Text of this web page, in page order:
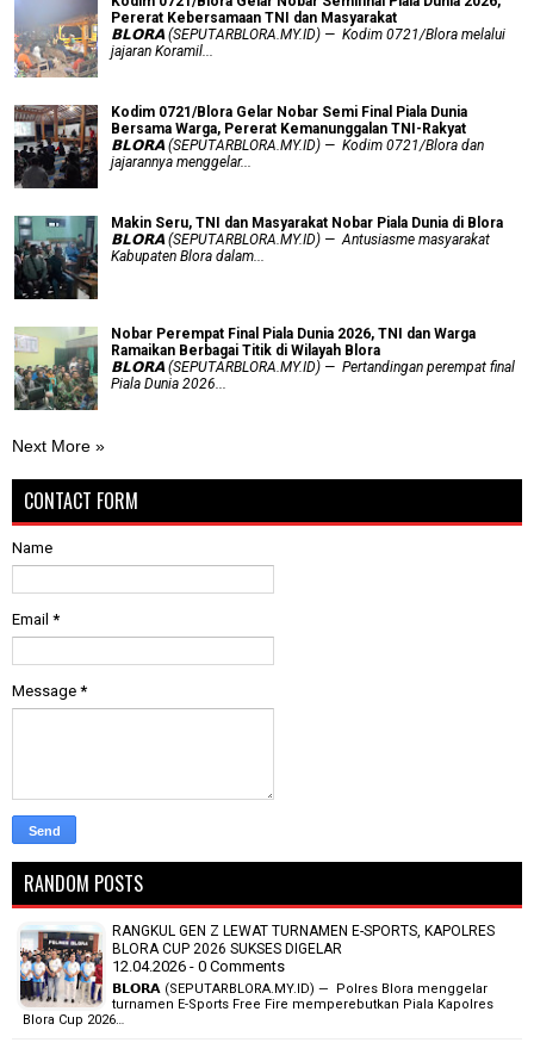
Pererat Kebersamaan TNI dan Masyarakat
𝗕𝗟𝗢𝗥𝗔 (SEPUTARBLORA.MY.ID) — Kodim 0721/Blora melalui
jajaran Koramil...
Kodim 0721/Blora Gelar Nobar Semi Final Piala Dunia
Bersama Warga, Pererat Kemanunggalan TNI-Rakyat
𝗕𝗟𝗢𝗥𝗔 (SEPUTARBLORA.MY.ID) — Kodim 0721/Blora dan
jajarannya menggelar...
Makin Seru, TNI dan Masyarakat Nobar Piala Dunia di Blora
𝗕𝗟𝗢𝗥𝗔 (SEPUTARBLORA.MY.ID) — Antusiasme masyarakat
Kabupaten Blora dalam...
Nobar Perempat Final Piala Dunia 2026, TNI dan Warga
Ramaikan Berbagai Titik di Wilayah Blora
𝗕𝗟𝗢𝗥𝗔 (SEPUTARBLORA.MY.ID) — Pertandingan perempat final
Piala Dunia 2026...
Next More »
CONTACT FORM
Name
Email *
Message *
RANDOM POSTS
RANGKUL GEN Z LEWAT TURNAMEN E-SPORTS, KAPOLRES
BLORA CUP 2026 SUKSES DIGELAR
12.04.2026 - 0 Comments
𝗕𝗟𝗢𝗥𝗔 (SEPUTARBLORA.MY.ID) — Polres Blora menggelar
turnamen E-Sports Free Fire memperebutkan Piala Kapolres
Blora Cup 2026…